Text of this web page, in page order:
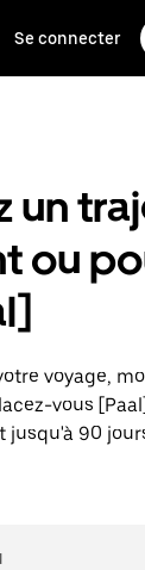
Se connecter
un
ou
voyage,
vous
90